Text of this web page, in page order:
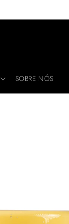
SOBRE NÓS